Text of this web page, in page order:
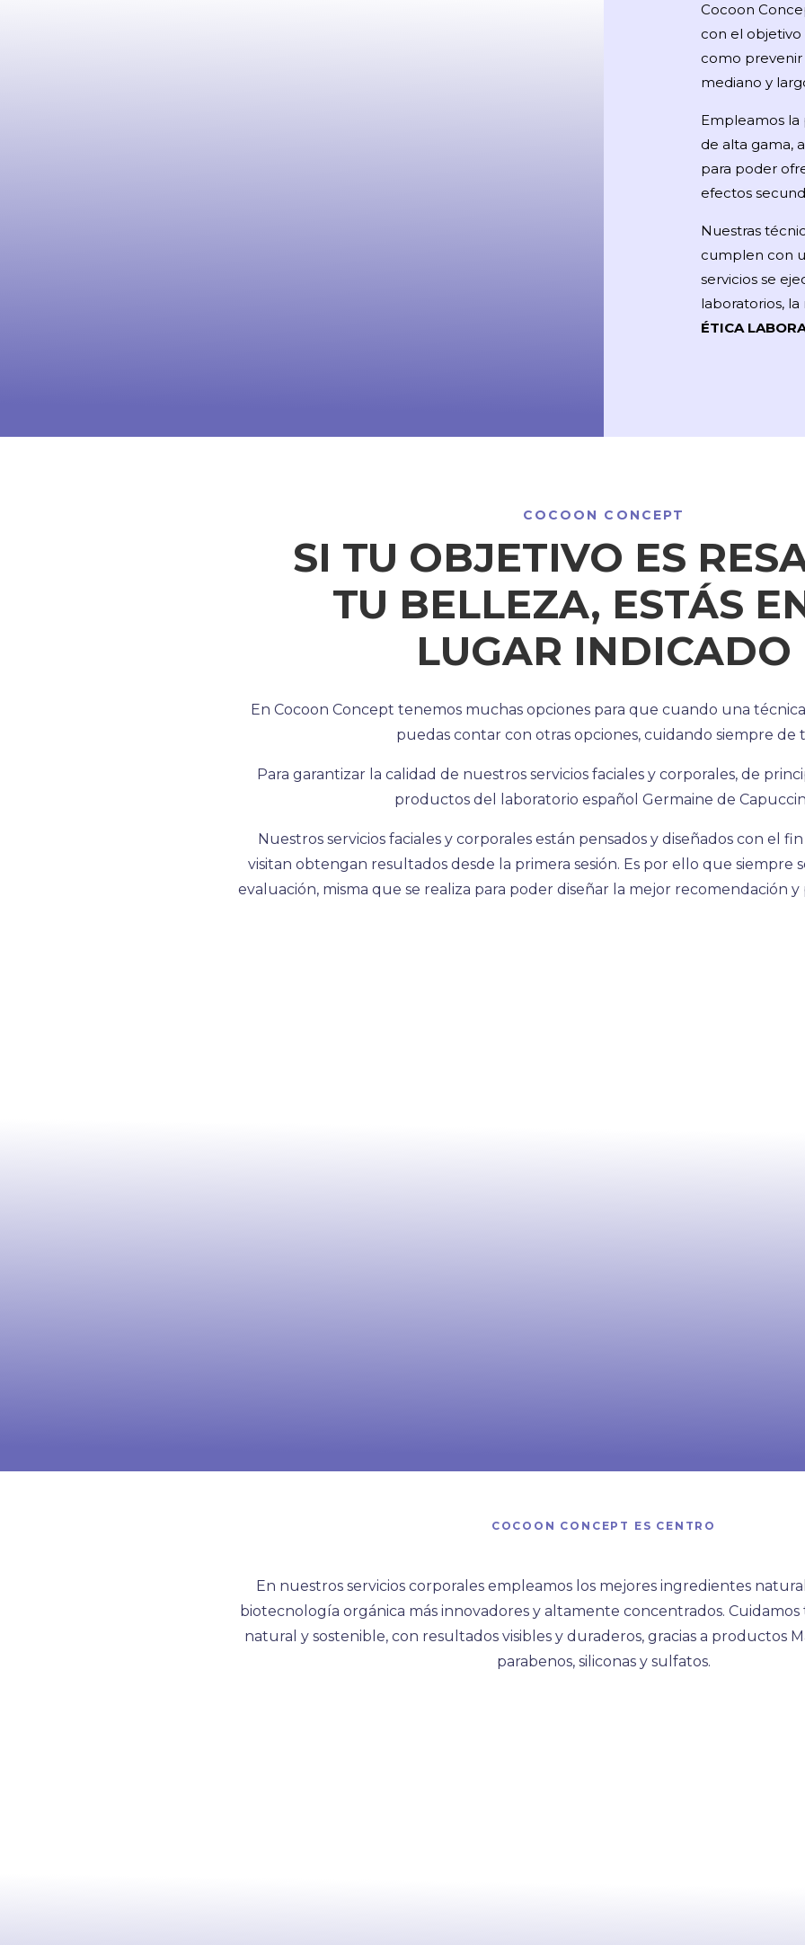
Cocoon
con el
como prevenir
mediano y
Empleamos
de alta gama,
para poder
efectos
Nuestras
cumplen con
servicios se
laboratorios,
ÉTICA
COCOON CONCEPT
SI TU OBJETIVO ES
TU BELLEZA, ESTÁS
LUGAR INDICADO
En Cocoon Concept tenemos muchas opciones para que cuando una
puedas contar con otras opciones, cuidando siempre de
Para garantizar la calidad de nuestros servicios faciales y corporales, de
productos del laboratorio español Germaine de
Nuestros servicios faciales y corporales están pensados y diseñados con el
visitan obtengan resultados desde la primera sesión. Es por ello que siempre
evaluación, misma que se realiza para poder diseñar la mejor recomendación
COCOON CONCEPT ES CENTRO
En nuestros servicios corporales empleamos los mejores ingredientes
biotecnología orgánica más innovadores y altamente concentrados.
natural y sostenible, con resultados visibles y duraderos, gracias a productos
parabenos, siliconas y sulfatos.